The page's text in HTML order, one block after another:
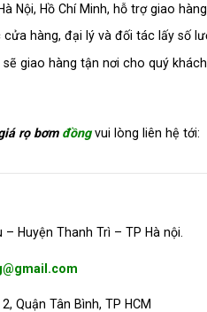
Nội, Hồ Chí Minh, hỗ trợ giao
hàng, đại lý và đối tác lấy số
giao hàng tận nơi cho quý khách
rọ bơmđồngvui lòng liên hệ tới:
Huyện Thanh Trì – TP Hà nội.
Quận Tân Bình, TP HCM